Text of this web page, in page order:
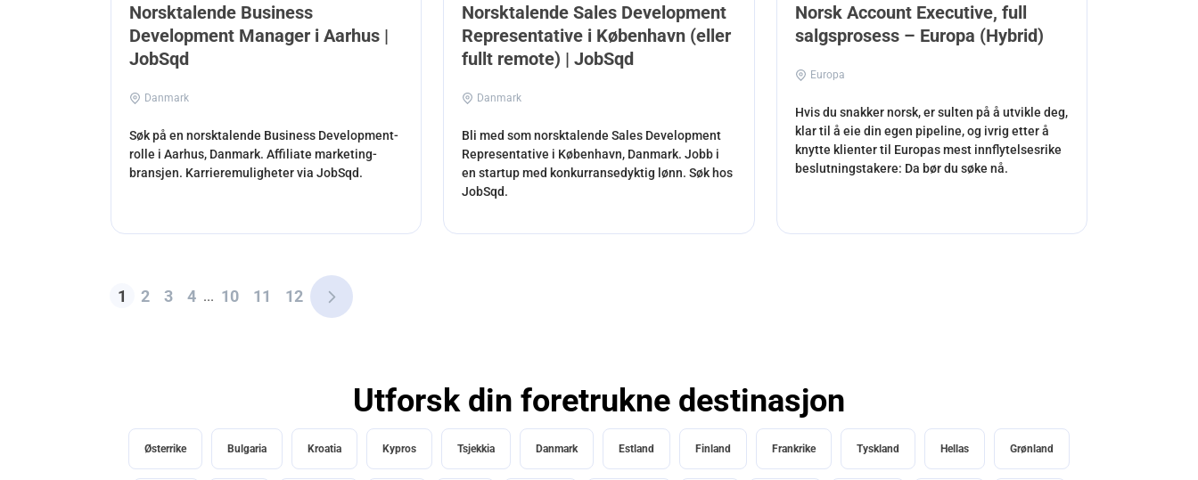
Norsktalende Business
Development Manager i Aarhus |
JobSqd
Danmark
Søk på en norsktalende Business Development-
rolle i Aarhus, Danmark. Affiliate marketing-
bransjen. Karrieremuligheter via JobSqd.
Norsktalende Sales Development
Representative i København (eller
fullt remote) | JobSqd
Danmark
Bli med som norsktalende Sales Development
Representative i København, Danmark. Jobb i
en startup med konkurransedyktig lønn. Søk hos
JobSqd.
Norsk Account Executive, full
salgsprosess – Europa (Hybrid)
Europa
Hvis du snakker norsk, er sulten på å utvikle deg,
klar til å eie din egen pipeline, og ivrig etter å
knytte klienter til Europas mest innflytelsesrike
beslutningstakere: Da bør du søke nå.
1 2 3 4 ... 10 11 12
Utforsk din foretrukne destinasjon
Østerrike Bulgaria Kroatia Kypros Tsjekkia Danmark Estland Finland Frankrike Tyskland Hellas Grønland